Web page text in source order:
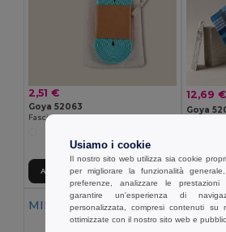
2,51 €
Goya 52063
Aggiungi al carrello
12,69 €
Goya
MIN QTY: 10
Usiamo i cookie
Il nostro sito web utilizza sia cookie
per migliorare la funzionalità
preferenze, analizzare le
garantire un'esperienza di
personalizzata, compresi contenuti su
ottimizzate con il nostro sito web e